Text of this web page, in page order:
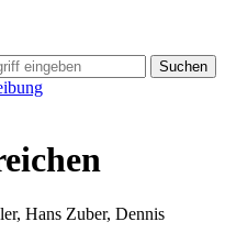
Suchen
Hans Zuber, Dennis